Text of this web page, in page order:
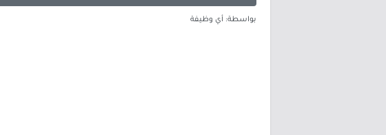
بواسطة: أي وظيفة